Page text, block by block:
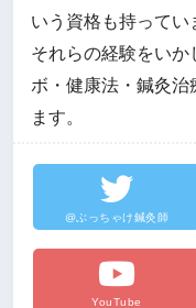
いう資格も持ってい
それらの経験をい
ボ・健康法・鍼灸
ます。
@ぶっちゃけ鍼灸師
YouTube